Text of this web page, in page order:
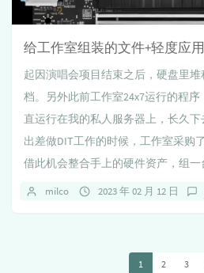
起因演唱会项目结束之后，硬盘里
档。另外此前工作室24x7运行的程
直运行在我的私人服务器上，长久
出差做DIT工作的时候，工作室采购
借此机会整合手上的硬件资产，组一
milco 2023 年 02 月 12 日
1 2 3